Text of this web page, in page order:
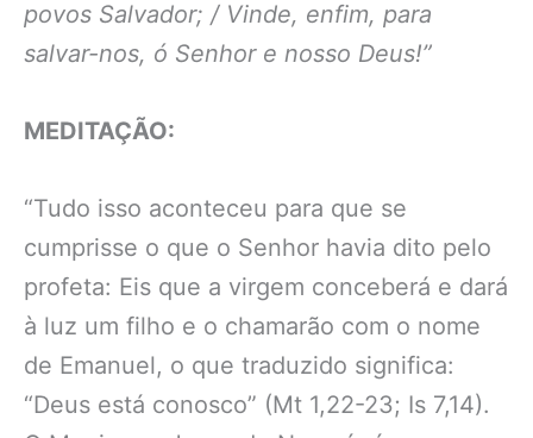
povos Salvador; / Vinde, enfim, para
salvar-nos, ó Senhor e nosso Deus!”
MEDITAÇÃO:
“Tudo isso aconteceu para que se
cumprisse o que o Senhor havia dito pelo
profeta: Eis que a virgem conceberá e dará
à luz um filho e o chamarão com o nome
de Emanuel, o que traduzido significa:
“Deus está conosco” (Mt 1,22-23; Is 7,14).